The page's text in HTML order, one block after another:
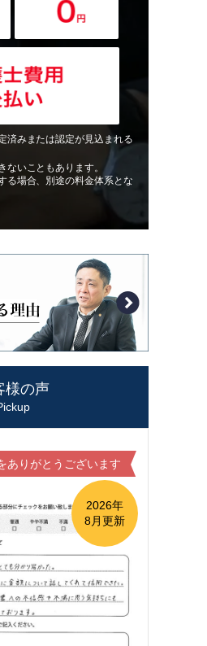
済みまたは認定が見込まれる
いこともあります。
る場合、別途の料金体系とな
様の声
ありがとうございます
2026年
8月更新